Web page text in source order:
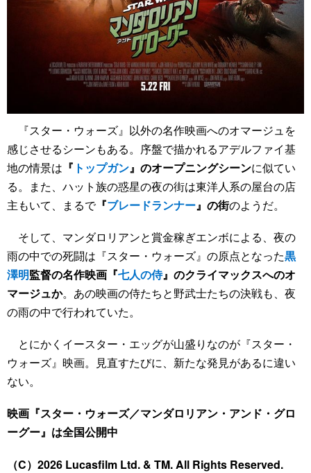
『スター・ウォーズ』以外の名作映画へのオマージュを
感じさせるシーンもある。序盤で描かれるアデルファイ基
地の情景は 『 トップガン』のオープニングシーンに似てい
る。また、ハット族の惑星の夜の街は東洋人系の屋台の店
主もいて、まるで『ブレードランナー』の街のようだ。
そして、マンダロリアンと賞金稼ぎエンボによる、夜の
雨の中での死闘は『スター・ウォーズ』の原点となった黒
澤明監督の名作映画『七人の侍』のクライマックスへのオ
マージュか。あの映画の侍たちと野武士たちの決戦も、夜
の雨の中で行われていた。
とにかくイースター・エッグが山盛りなのが『スター・
ウォーズ』映画。見直すたびに、新たな発見があるに違い
ない。
映画『スター・ウォーズ／マンダロリアン・アンド・グロ
ーグー』は全国公開中
（C）2026 Lucasfilm Ltd. & TM. All Rights Reserved.